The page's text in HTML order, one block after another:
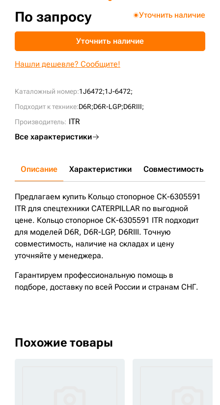
Каталожный номер:1J6472;1J-6472;
Подходит к технике:D6R;D6R-LGP;D6RIII;
Производитель: ITR
Все характеристики
По запросу Уточнить наличие
Уточнить наличие
Нашли дешевле? Сообщите!
Описание Характеристики Совместимость
Предлагаем купить Кольцо стопорное СК-6305591
ITR для спецтехники CATERPILLAR по выгодной
цене. Кольцо стопорное СК-6305591 ITR подходит
для моделей D6R, D6R-LGP, D6RIII. Точную
совместимость, наличие на складах и цену
уточняйте у менеджера.
Гарантируем профессиональную помощь в
подборе, доставку по всей России и странам СНГ.
Похожие товары